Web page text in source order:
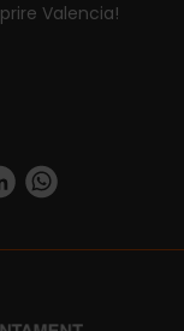
Valencia!
user/
VisitaValencia
company/turismo-valencia/
https://api.whatsapp.com/send/